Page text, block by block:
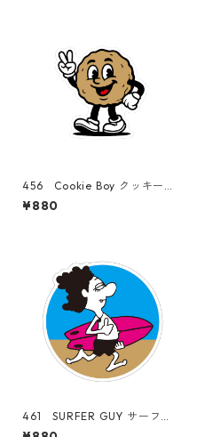
456 Cookie Boy クッキーボ
ーイ "California Market Ce
nter" アメリカンステッカ
¥880
461 SURFER GUY サーファ
ー プルメリア 日焼けキテ